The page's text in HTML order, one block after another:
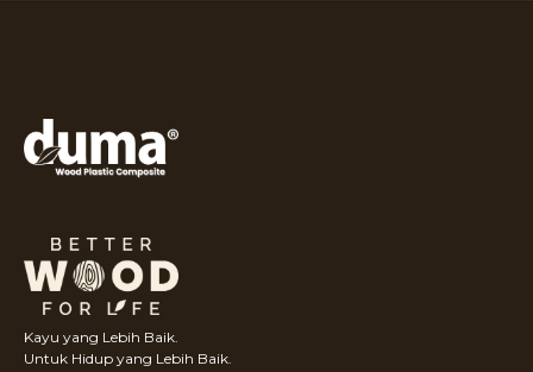
Kayu yang Lebih Baik.
Untuk Hidup yang Lebih Baik.